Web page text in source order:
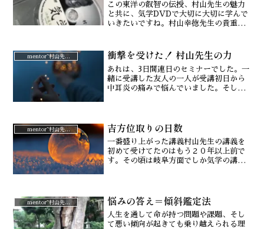
この東洋の叡智の伝授、村山先生の魅力
と共に、気学DVDで大切に大切に学んで
いきたいですね。村山幸徳先生の貴重な
mentor~村山先生と。 衝撃を受けた！ 村山先生の力
あれは、3日間連日のセミナーでした。一
緒に受講した友人の一人が受講初日から
中耳炎の痛みで悩んでいました。そして2
日一日頑張る。と私に話していたところ
でした。
mentor~村山先生と。 吉方位取りの日数
一番盛り上がった講義村山先生の講義を
初めて受けてたのはもう２０年以上前で
す。その頃は岐阜方面でしか気学の講座
たち夫婦を含め７名だけの...
mentor~村山先生と。 悩みの答え＝傾斜鑑定法
人生を通して命が持つ問題や課題、そし
て悪い傾向が起きても乗り越えられる理